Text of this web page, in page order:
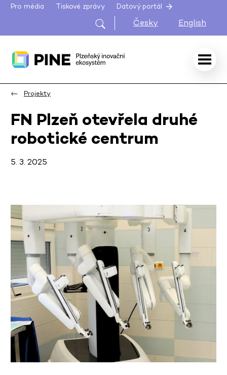
Pro média Tiskové zprávy Datový portál
Česky English
Projekty
FN Plzeň otevřela druhé
robotické centrum
5. 3. 2025